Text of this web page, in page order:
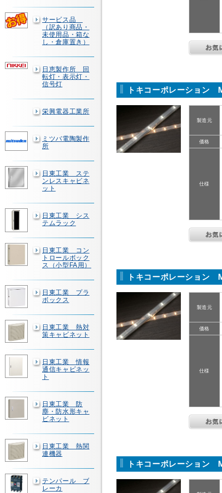
サービス品
（訳あり商品・
未使用品・箱な
し・倉庫置き）
日恵製作所 回
転灯・表示灯・
信号灯
栄興電器工業所
ミツバ電陶製作
所
日東工業 ステ
ンレスキャビネ
ット
日東工業 シス
テムラック
日東工業 コン
トロールボック
ス（小型FA用）
日東工業 プラ
ボックス
日東工業 熱対
策キャビネット
日東工業 情報
通信キャビネッ
ト
日東工業 防
塵・防水形キャ
ビネット
日東工業 熱関
連機器
テンパール ブ
レーカ
トキコーポレーション
製造元
価格
仕様
トキコーポレーション
製造元
価格
仕様
トキコーポレーション